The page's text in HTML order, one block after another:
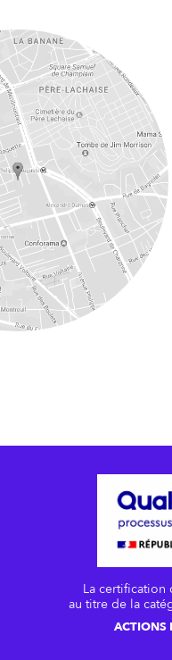
La certification
au titre de la
ACTIONS